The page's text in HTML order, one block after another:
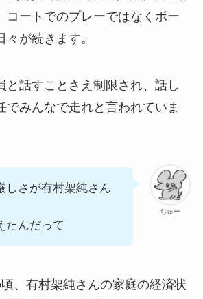
コートでのプレーではなくボー
が続きます。
と話すことさえ制限され、話し
でみんなで走れと言われていま
ちゅー
しさが有村架純さん
たんだって
、有村架純さんの家庭の経済状